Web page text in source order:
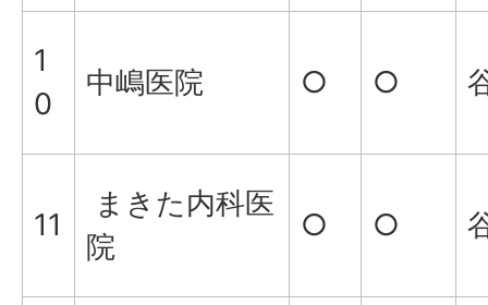
1
0
中嶋医院 ○ ○
11
まきた内科医
院
○ ○